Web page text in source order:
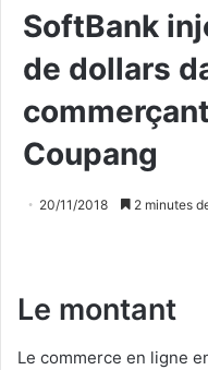
SoftBank
de dollars
Coupang
20/11/2018 2 minutes
Le montant
Le commerce en ligne